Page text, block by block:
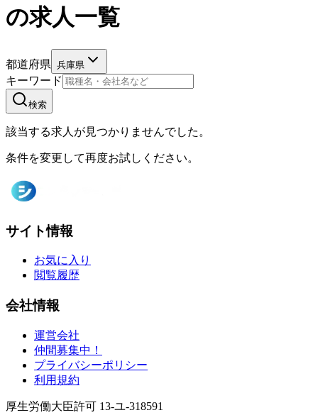
の求人一覧
都道府県 兵庫県
キーワード
検索
該当する求人が見つかりませんでした。
条件を変更して再度お試しください。
サイト情報
お気に入り
閲覧履歴
会社情報
運営会社
仲間募集中！
プライバシーポリシー
利用規約
厚生労働大臣許可 13-ユ-318591